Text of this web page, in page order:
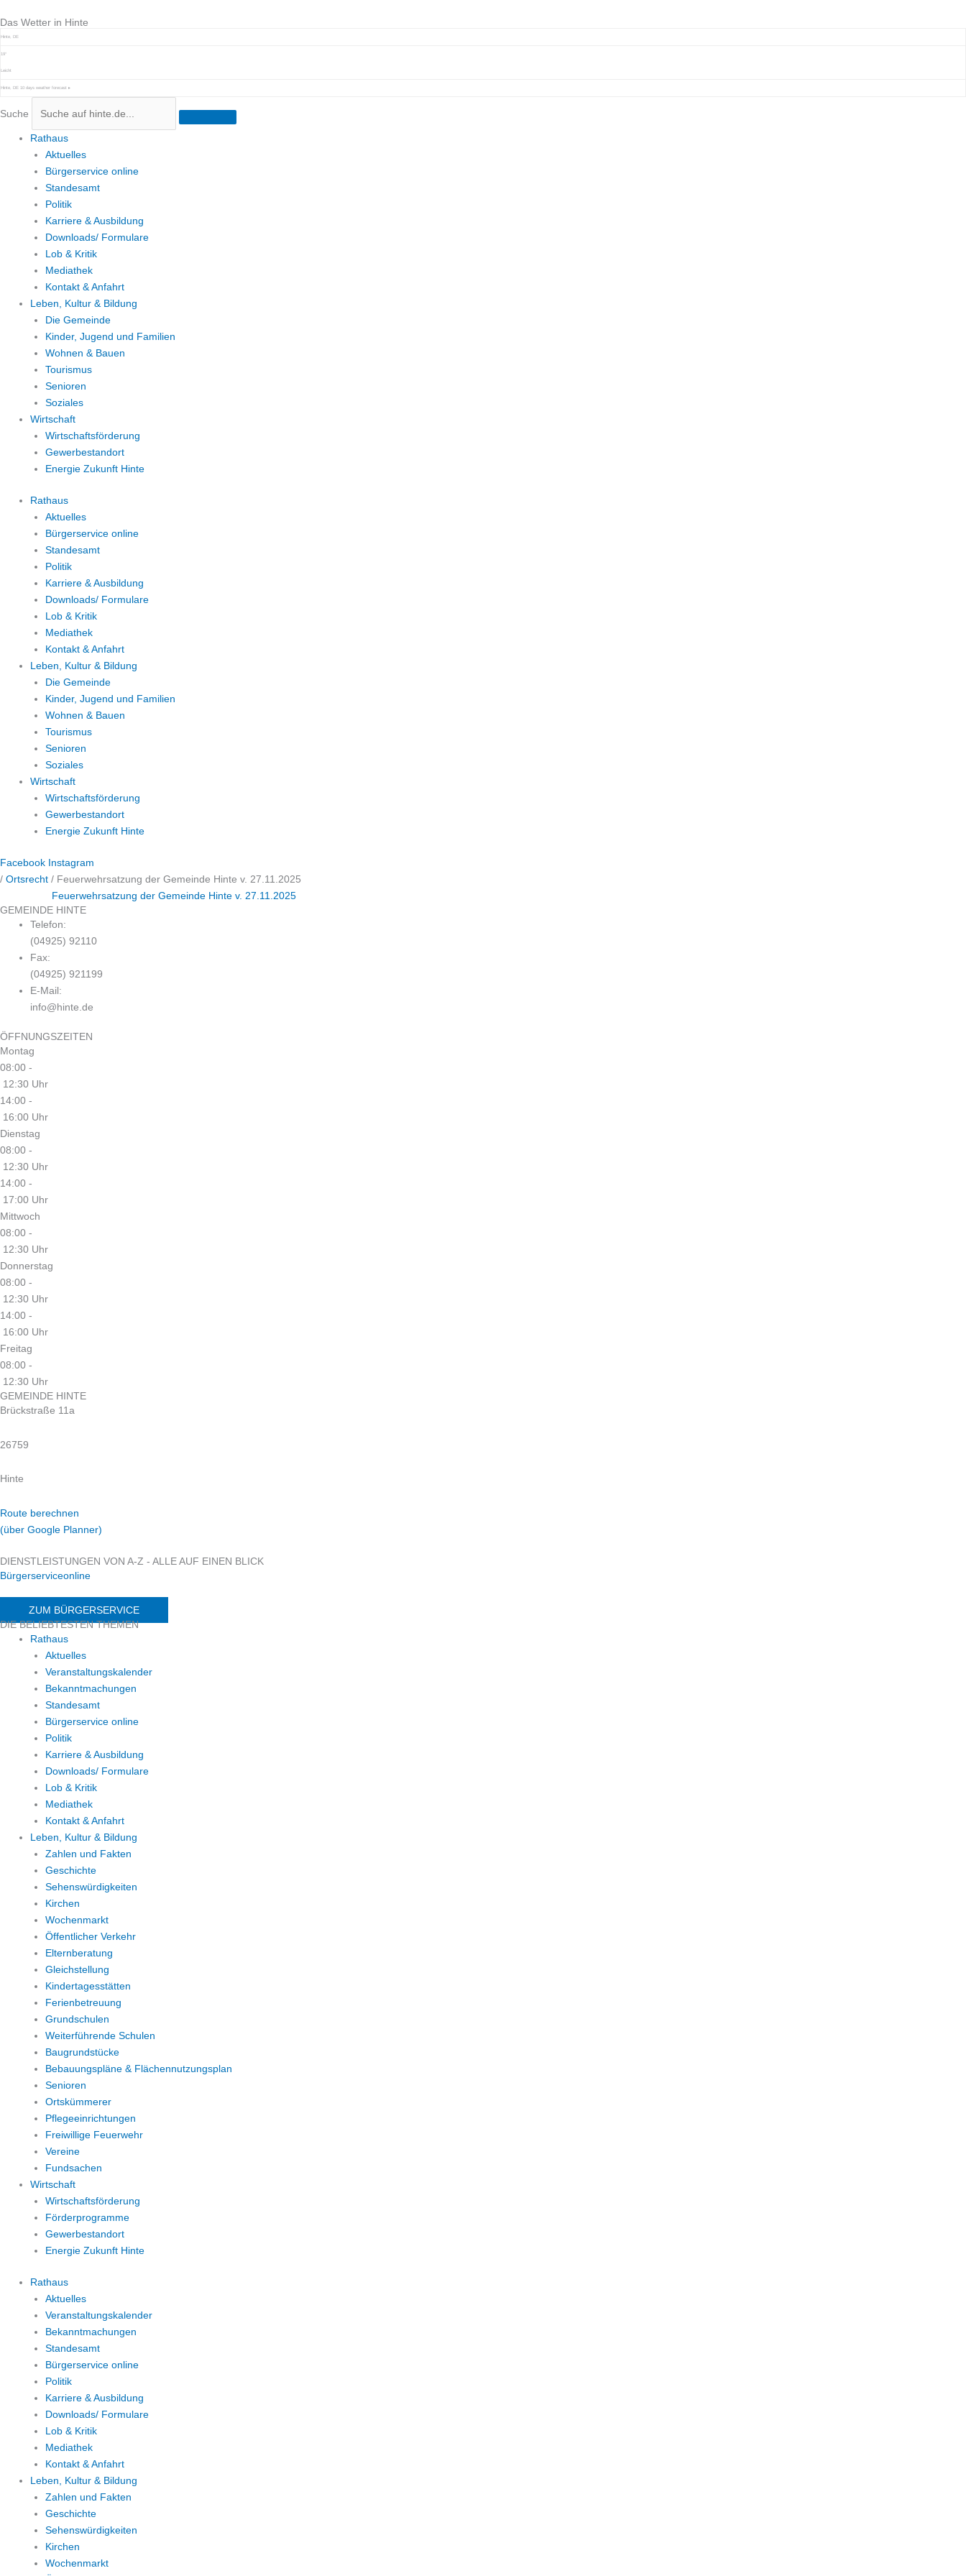
Inhalt
springen
Das Wetter in Hinte
Hinte, DE
19°
Leicht
Hinte, DE 10 days weather forecast ▸
Suche
Rathaus
Aktuelles
Bürgerservice online
Standesamt
Politik
Karriere & Ausbildung
Downloads/ Formulare
Lob & Kritik
Mediathek
Kontakt & Anfahrt
Leben, Kultur & Bildung
Die Gemeinde
Kinder, Jugend und Familien
Wohnen & Bauen
Tourismus
Senioren
Soziales
Wirtschaft
Wirtschaftsförderung
Gewerbestandort
Energie Zukunft Hinte
Rathaus
Aktuelles
Bürgerservice online
Standesamt
Politik
Karriere & Ausbildung
Downloads/ Formulare
Lob & Kritik
Mediathek
Kontakt & Anfahrt
Leben, Kultur & Bildung
Die Gemeinde
Kinder, Jugend und Familien
Wohnen & Bauen
Tourismus
Senioren
Soziales
Wirtschaft
Wirtschaftsförderung
Gewerbestandort
Energie Zukunft Hinte
Facebook Instagram
/ Ortsrecht / Feuerwehrsatzung der Gemeinde Hinte v. 27.11.2025
Feuerwehrsatzung der Gemeinde Hinte v. 27.11.2025
GEMEINDE HINTE
Telefon:
(04925) 92110
Fax:
(04925) 921199
E-Mail:
info@hinte.de
ÖFFNUNGSZEITEN
Montag
08:00 -
12:30 Uhr
14:00 -
16:00 Uhr
Dienstag
08:00 -
12:30 Uhr
14:00 -
17:00 Uhr
Mittwoch
08:00 -
12:30 Uhr
Donnerstag
08:00 -
12:30 Uhr
14:00 -
16:00 Uhr
Freitag
08:00 -
12:30 Uhr
GEMEINDE HINTE
Brückstraße 11a
26759
Hinte
Route berechnen
(über Google Planner)
DIENSTLEISTUNGEN VON A-Z - ALLE AUF EINEN BLICK
Bürgerserviceonline
ZUM BÜRGERSERVICE
DIE BELIEBTESTEN THEMEN
Rathaus
Aktuelles
Veranstaltungskalender
Bekanntmachungen
Standesamt
Bürgerservice online
Politik
Karriere & Ausbildung
Downloads/ Formulare
Lob & Kritik
Mediathek
Kontakt & Anfahrt
Leben, Kultur & Bildung
Zahlen und Fakten
Geschichte
Sehenswürdigkeiten
Kirchen
Wochenmarkt
Öffentlicher Verkehr
Elternberatung
Gleichstellung
Kindertagesstätten
Ferienbetreuung
Grundschulen
Weiterführende Schulen
Baugrundstücke
Bebauungspläne & Flächennutzungsplan
Senioren
Ortskümmerer
Pflegeeinrichtungen
Freiwillige Feuerwehr
Vereine
Fundsachen
Wirtschaft
Wirtschaftsförderung
Förderprogramme
Gewerbestandort
Energie Zukunft Hinte
Rathaus
Aktuelles
Veranstaltungskalender
Bekanntmachungen
Standesamt
Bürgerservice online
Politik
Karriere & Ausbildung
Downloads/ Formulare
Lob & Kritik
Mediathek
Kontakt & Anfahrt
Leben, Kultur & Bildung
Zahlen und Fakten
Geschichte
Sehenswürdigkeiten
Kirchen
Wochenmarkt